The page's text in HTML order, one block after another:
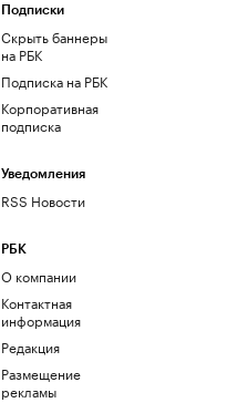
Подписки
Скрыть баннеры
на РБК
Подписка на РБК
Корпоративная
подписка
Уведомления
RSS Новости
РБК
О компании
Контактная
информация
Редакция
Размещение
рекламы